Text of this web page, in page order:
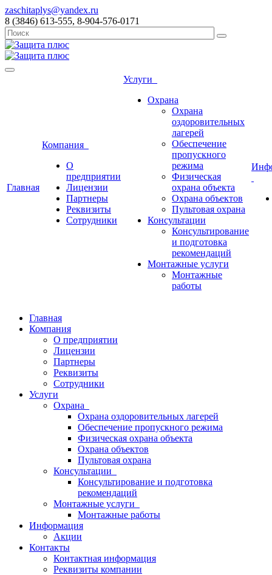
zaschitaplys@yandex.ru
8 (3846) 613-555, 8-904-576-0171
Главная
Компания
О
предприятии
Лицензии
Партнеры
Реквизиты
Сотрудники
Услуги
Охрана
Охрана
оздоровительных
лагерей
Обеспечение
пропускного
режима
Физическая
охрана объекта
Охрана объектов
Пультовая охрана
Консультации
Консультирование
и подготовка
рекомендаций
Монтажные услуги
Монтажные
работы
Главная
Компания
О предприятии
Лицензии
Партнеры
Реквизиты
Сотрудники
Услуги
Охрана
Охрана оздоровительных лагерей
Обеспечение пропускного режима
Физическая охрана объекта
Охрана объектов
Пультовая охрана
Консультации
Консультирование и подготовка
рекомендаций
Монтажные услуги
Монтажные работы
Информация
Акции
Контакты
Контактная информация
Реквизиты компании